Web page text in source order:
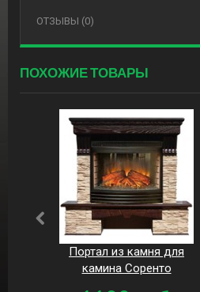
ОТЗЫВЫ (0)
ПОХОЖИЕ ТОВАРЫ
Портал из камня для
камина Соренто